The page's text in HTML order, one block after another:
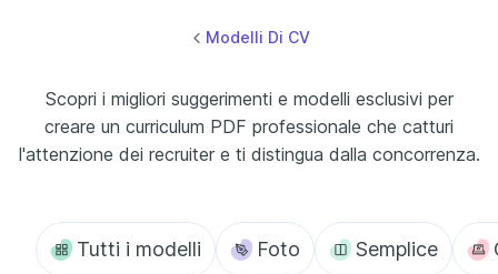
Modelli Di CV
Scopri i migliori suggerimenti e modelli esclusivi per
creare un curriculum PDF professionale che catturi
l'attenzione dei recruiter e ti distingua dalla concorrenza.
Tutti i modelli Foto Semplice